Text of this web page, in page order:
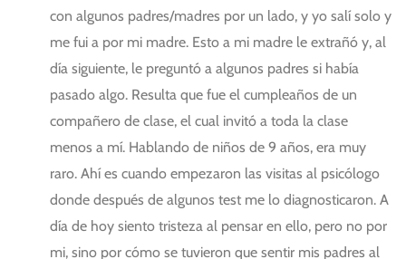
con algunos padres/madres por un lado, y yo salí solo y
me fui a por mi madre. Esto a mi madre le extrañó y, al
día siguiente, le preguntó a algunos padres si había
pasado algo. Resulta que fue el cumpleaños de un
compañero de clase, el cual invitó a toda la clase
menos a mí. Hablando de niños de 9 años, era muy
raro. Ahí es cuando empezaron las visitas al psicólogo
donde después de algunos test me lo diagnosticaron. A
día de hoy siento tristeza al pensar en ello, pero no por
mi, sino por cómo se tuvieron que sentir mis padres al